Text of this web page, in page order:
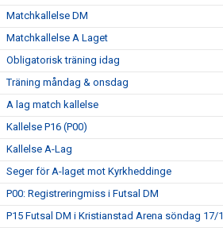
Matchkallelse DM
Matchkallelse A Laget
Obligatorisk träning idag
Träning måndag & onsdag
A lag match kallelse
Kallelse P16 (P00)
Kallelse A-Lag
Seger för A-laget mot Kyrkheddinge
P00: Registreringmiss i Futsal DM
P15 Futsal DM i Kristianstad Arena söndag 17/1